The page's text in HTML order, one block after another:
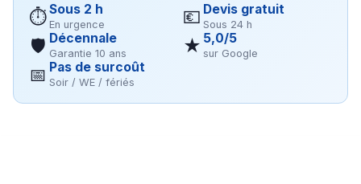
⏱Sous 2 h
En urgence 💶 Devis gratuit
Sous 24 h
🛡 Décennale
Garantie 10 ans ★ 5,0/5
sur Google
📅 Pas de surcoût
Soir / WE / fériés